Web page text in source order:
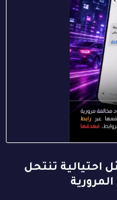
احتيالية تنتحل